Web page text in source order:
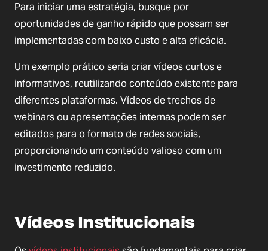
Para iniciar uma estratégia, busque por
oportunidades de ganho rápido que possam ser
implementadas com baixo custo e alta eficácia.
Um exemplo prático seria criar vídeos curtos e
informativos, reutilizando conteúdo existente para
diferentes plataformas. Vídeos de trechos de
webinars ou apresentações internas podem ser
editados para o formato de redes sociais,
proporcionando um conteúdo valioso com um
investimento reduzido.
Vídeos Institucionais